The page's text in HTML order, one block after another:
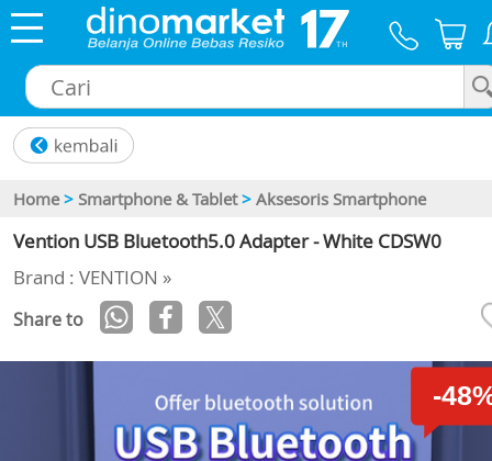
Home > Smartphone & Tablet > Aksesoris Smartphone
Vention USB Bluetooth5.0 Adapter - White CDSW0
Brand : VENTION »
Share to
-